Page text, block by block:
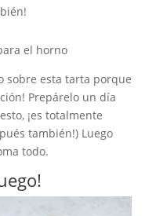
sobre esta tarta porque
Prepárelo un día
¡es totalmente
también!) Luego
todo.